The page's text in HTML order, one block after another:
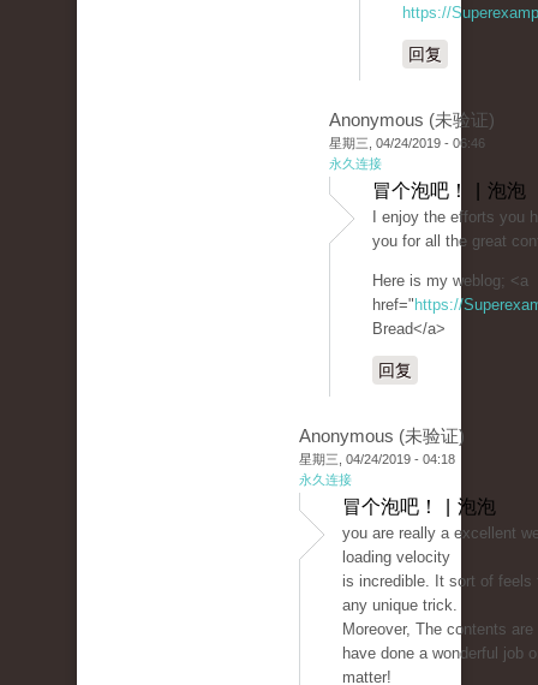
https://
回复
Anonymous (未验证)
星期三, 04/24/2019 - 06:46
永久连接
冒个泡吧！ | 泡泡
I enjoy the efforts you
you for all the great
Here is my weblog; <a
href=" https://
Bread</a>
回复
Anonymous (未验证)
星期三, 04/24/2019 - 04:18
永久连接
冒个泡吧！ | 泡泡
you are really a excellent
loading velocity
is incredible. It sort of feels
any unique trick.
Moreover, The contents
have done a wonderful job
matter!